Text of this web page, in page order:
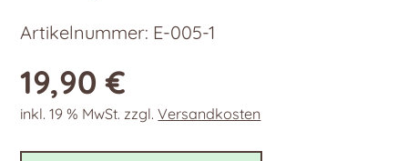
Artikelnummer: E-005-1
19,90€
inkl. 19 % MwSt. zzgl.Versandkosten